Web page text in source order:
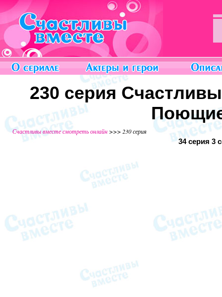
230 серия
Счастливы вместе смотреть онлайн>>> 230 серия
34 серия 3